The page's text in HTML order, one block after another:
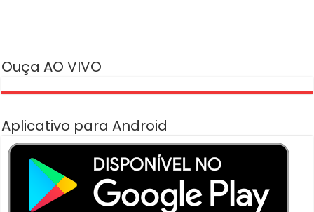
Ouça AO VIVO
Aplicativo para Android